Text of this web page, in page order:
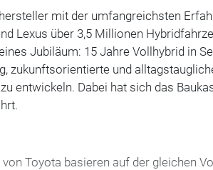
mit der umfangreichsten
Lexus über 3,5 Millionen
Jubiläum: 15 Jahre Vollhybrid in
zukunftsorientierte und
entwickeln. Dabei hat sich das
Toyota basieren auf der gleichen